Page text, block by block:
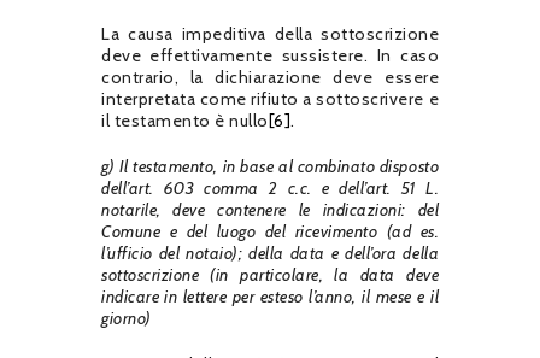
La causa impeditiva della sottoscrizione
deve effettivamente sussistere. In caso
contrario, la dichiarazione deve essere
interpretata come rifiuto a sottoscrivere e
il testamento è nullo[6].
g) Il testamento, in base al combinato disposto
dell’art. 603 comma 2 c.c. e dell’art. 51 L.
notarile, deve contenere le indicazioni: del
Comune e del luogo del ricevimento (ad es.
l’ufficio del notaio); della data e dell’ora della
sottoscrizione (in particolare, la data deve
indicare in lettere per esteso l’anno, il mese e il
giorno)